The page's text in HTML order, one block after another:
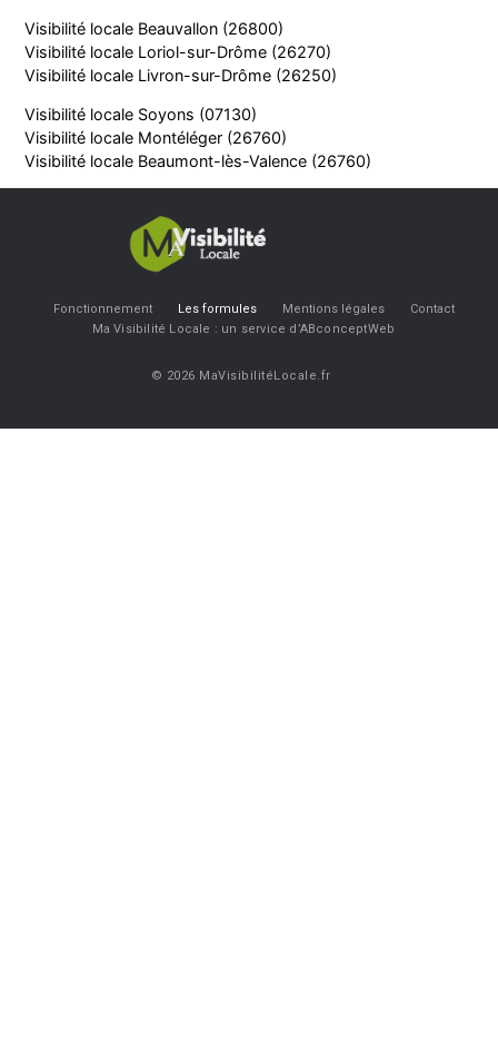
Visibilité locale Beauvallon (26800)
Visibilité locale Loriol-sur-Drôme (26270)
Visibilité locale Livron-sur-Drôme (26250)
Visibilité locale Soyons (07130)
Visibilité locale Montéléger (26760)
Visibilité locale Beaumont-lès-Valence (26760)
Fonctionnement Les formules Mentions légales
Contact
Ma Visibilité Locale : un service d’ABconceptWeb
© 2026 MaVisibilitéLocale.fr